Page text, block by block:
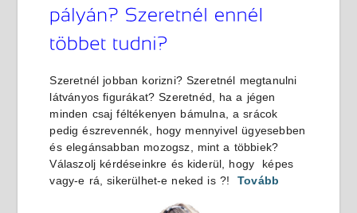
Szeretnél jobban korizni? Szeretnél megtanulni
látványos figurákat? Szeretnéd, ha a jégen
minden csaj féltékenyen bámulna, a srácok
pedig észrevennék, hogy mennyivel ügyesebben
és elegánsabban mozogsz, mint a többiek?
Válaszolj kérdéseinkre és kiderül, hogy képes
vagy-e rá, sikerülhet-e neked is ?!Tovább